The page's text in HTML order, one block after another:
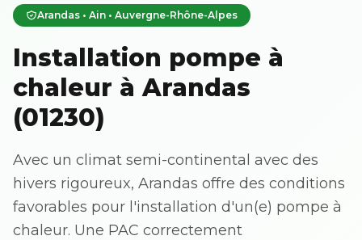
Arandas • Ain • Auvergne-Rhône-Alpes
Installation pompe à
chaleur à Arandas
(01230)
Avec un climat semi-continental avec des
hivers rigoureux, Arandas offre des conditions
favorables pour l'installation d'un(e) pompe à
chaleur. Une PAC correctement